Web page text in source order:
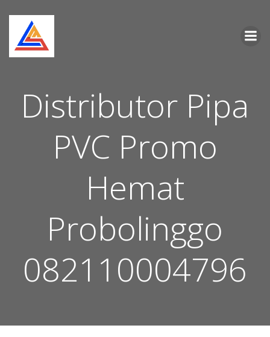
Distributor Pipa
PVC Promo
Hemat
Probolinggo
082110004796